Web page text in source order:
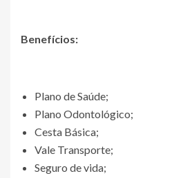
Benefícios:
Plano de Saúde;
Plano Odontológico;
Cesta Básica;
Vale Transporte;
Seguro de vida;